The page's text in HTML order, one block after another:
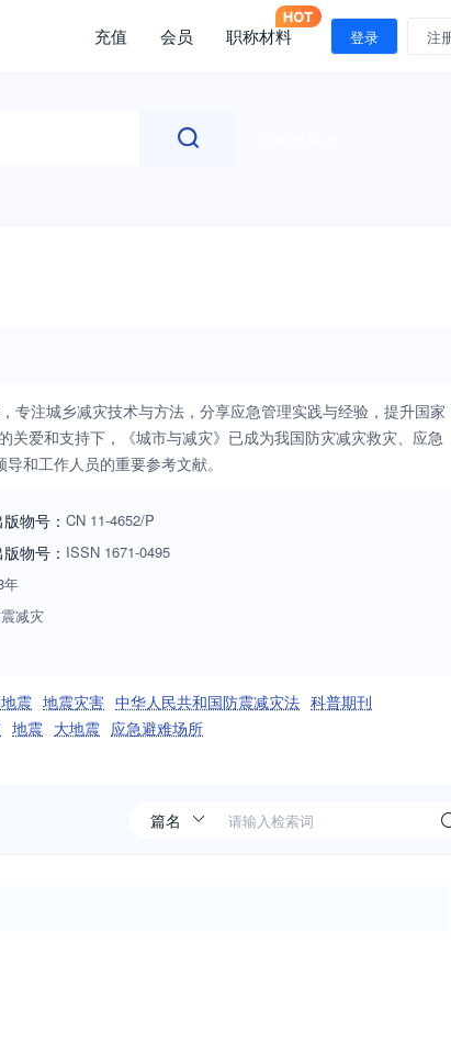
充值 会员 职称材料 登录 注
专注城乡减灾技术与方法，分享应急管理实践与经验，提升国家
关爱和支持下，《城市与减灾》已成为我国防灾减灾救灾、应急
和工作人员的重要参考文献。
物号： CN 11-4652/P
版物号 ： ISSN 1671-0495
年
减灾
震 地震灾害 中华人民共和国防震减灾法 科普期刊
地震 大地震 应急避难场所